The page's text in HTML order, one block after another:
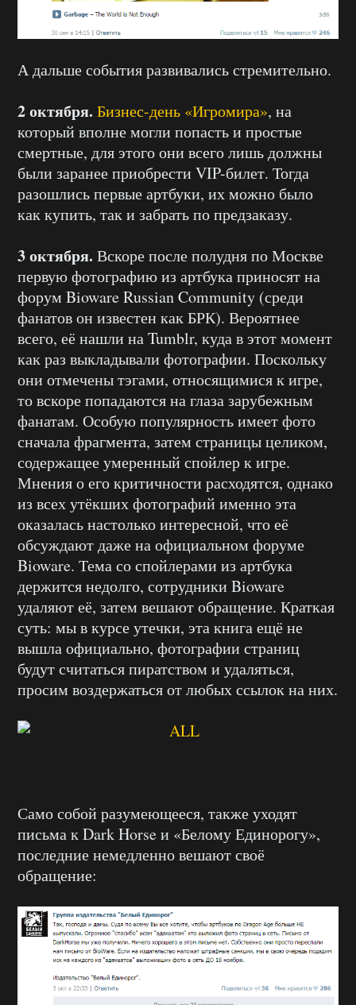
А дальше события развивались стремительно.
2 октября. Бизнес-день «Игромира», на
который вполне могли попасть и простые
смертные, для этого они всего лишь должны
были заранее приобрести VIP-билет. Тогда
разошлись первые артбуки, их можно было
как купить, так и забрать по предзаказу.
3 октября. Вскоре после полудня по Москве
первую фотографию из артбука приносят на
форум Bioware Russian Community (среди
фанатов он известен как БРК). Вероятнее
всего, её нашли на Tumblr, куда в этот момент
как раз выкладывали фотографии. Поскольку
они отмечены тэгами, относящимися к игре,
то вскоре попадаются на глаза зарубежным
фанатам. Особую популярность имеет фото
сначала фрагмента, затем страницы целиком,
содержащее умеренный спойлер к игре.
Мнения о его критичности расходятся, однако
из всех утёкших фотографий именно эта
оказалась настолько интересной, что её
обсуждают даже на официальном форуме
Bioware. Тема со спойлерами из артбука
держится недолго, сотрудники Bioware
удаляют её, затем вешают обращение. Краткая
суть: мы в курсе утечки, эта книга ещё не
вышла официально, фотографии страниц
будут считаться пиратством и удаляться,
просим воздержаться от любых ссылок на них.
Само собой разумеющееся, также уходят
письма к Dark Horse и «Белому Единорогу»,
последние немедленно вешают своё
обращение: